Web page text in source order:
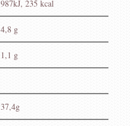
987kJ, 235 kcal
4,8 g
1,1 g
37,4g